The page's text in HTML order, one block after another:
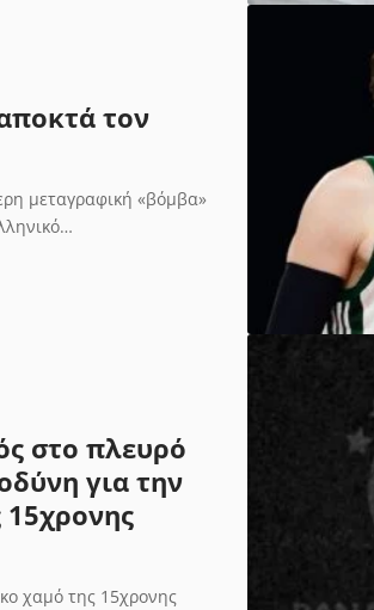
τον
μεταγραφική «βόμβα»
στο πλευρό
για την
χαμό της 15χρονης